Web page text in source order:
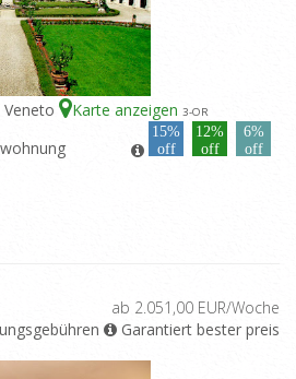
Karte anzeigen 3-OR
15%
off
12%
off
6%
off
ab 2.051,00 EUR/Woche
Garantiert bester preis